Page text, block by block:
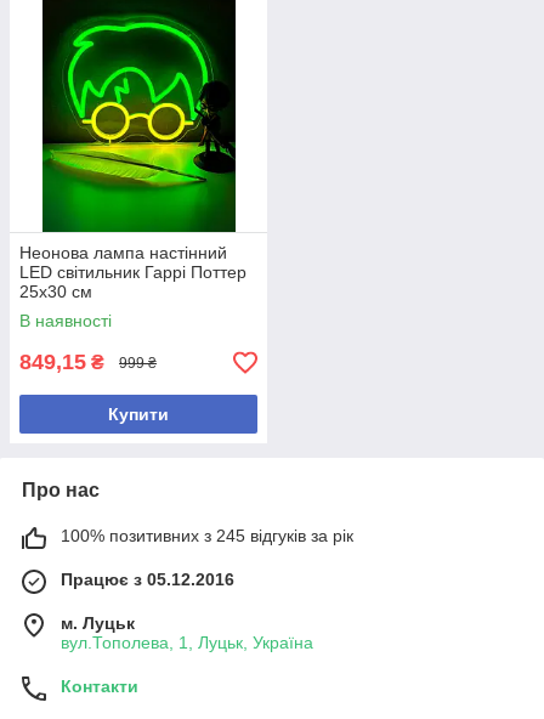
Неонова лампа настінний
LED світильник Гаррі Поттер
25x30 см
В наявності
849,15 ₴ 999 ₴
Купити
Про нас
100% позитивних з 245 відгуків за рік
Працює з 05.12.2016
м. Луцьк
вул.Тополева, 1, Луцьк, Україна
Контакти